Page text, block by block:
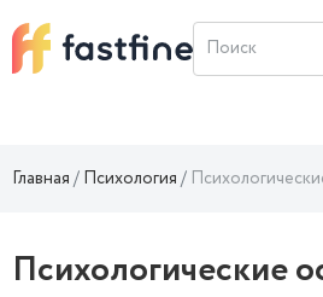
Главная Психология
Психологические